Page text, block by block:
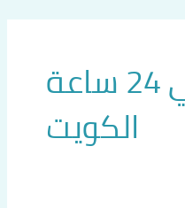
تكسي 24 ساعة
الكويت